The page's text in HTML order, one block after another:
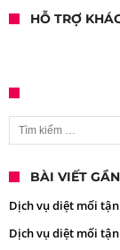
HỖ TRỢ
Tìm kiếm cho:
BÀI VIẾT
Dịch vụ diệt mối
Dịch vụ diệt mối